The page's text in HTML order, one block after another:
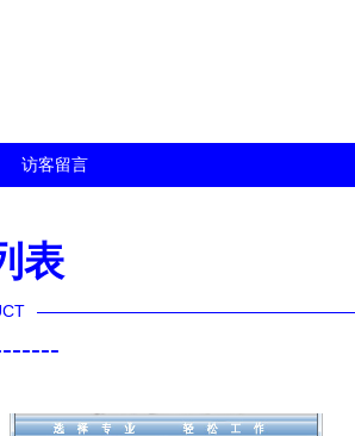
访客留言
表